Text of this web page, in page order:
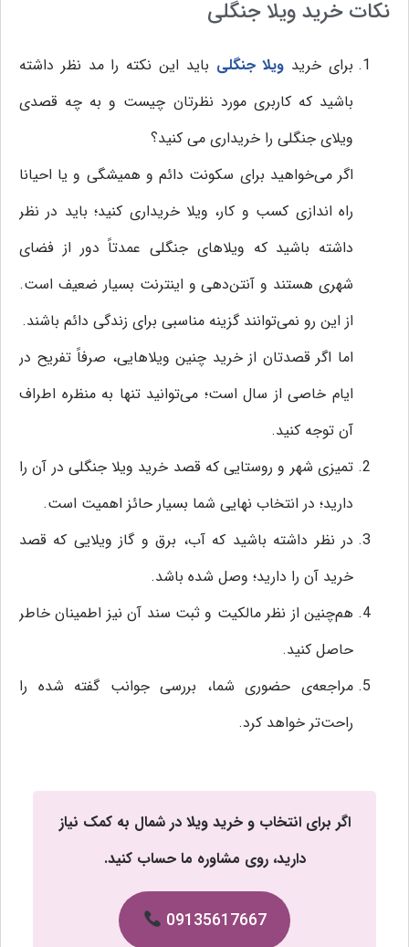
نکات خرید ویلا جنگلی
برای خرید ویلا جنگلی باید این نکته را مد نظر داشته
باشید که کاربری مورد نظرتان چیست و به چه قصدی
ویلای جنگلی را خریداری می کنید؟
اگر می‌خواهید برای سکونت دائم و همیشگی و یا احیانا
راه اندازی کسب و کار، ویلا خریداری کنید؛ باید در نظر
داشته باشید که ویلاهای جنگلی عمدتاً دور از فضای
شهری هستند و آنتن‌دهی و اینترنت بسیار ضعیف است.
از این رو نمی‌توانند گزینه مناسبی برای زندگی دائم باشند.
اما اگر قصدتان از خرید چنین ویلاهایی، صرفاً تفریح در
ایام خاصی از سال است؛ می‌توانید تنها به منظره اطراف
آن توجه کنید.
تمیزی شهر و روستایی که قصد خرید ویلا جنگلی در آن را
دارید؛ در انتخاب نهایی شما بسیار حائز اهمیت است.
در نظر داشته باشید که آب، برق و گاز ویلایی که قصد
خرید آن را دارید؛ وصل شده باشد.
هم‌چنین از نظر مالکیت و ثبت سند آن نیز اطمینان خاطر
حاصل کنید.
مراجعه‌ی حضوری شما، بررسی جوانب گفته شده را
راحت‌تر خواهد کرد.
اگر برای انتخاب و خرید ویلا در شمال به کمک نیاز
دارید، روی مشاوره ما حساب کنید.
09135617667